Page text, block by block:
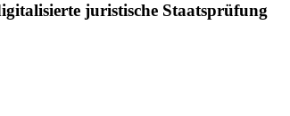
juristische Staatsprüfung